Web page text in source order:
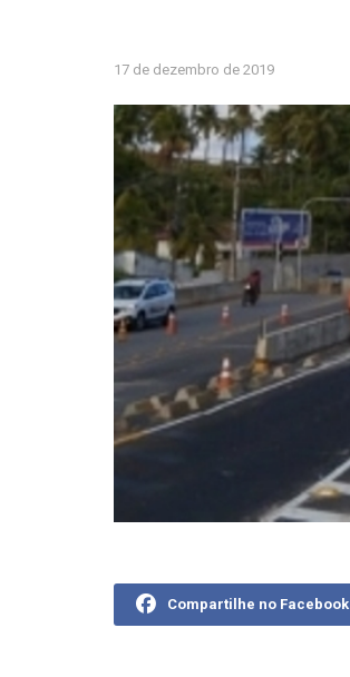
17 de dezembro de 2019
Compartilhe no Facebook